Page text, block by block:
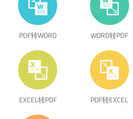
PDF转WORD WORD转PDF
EXCEL转PDF PDF转EXCEL